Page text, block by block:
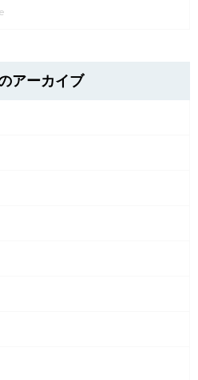
アーカイブ